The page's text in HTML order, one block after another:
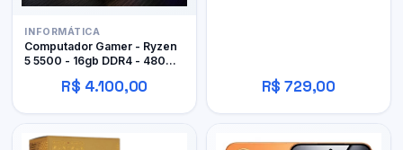
INFORMÁTICA
Computador Gamer - Ryzen
5 5500 - 16gb DDR4 - 480GB
SSD - RX 480 4gb
R$ 4.100,00 R$ 729,00